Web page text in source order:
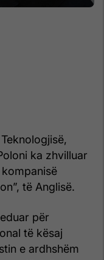
ka zhvilluar
të Anglisë.
për
të kësaj
e ardhshëm